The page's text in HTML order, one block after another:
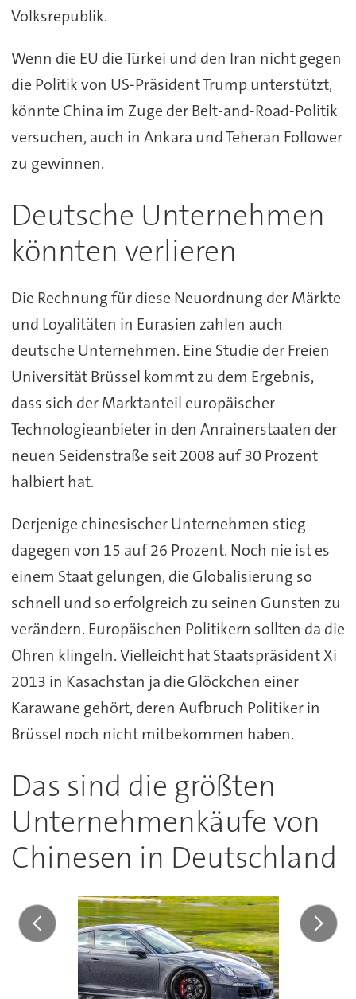
Volksrepublik.
Wenn die EU die Türkei und den Iran nicht gegen
die Politik von US-Präsident Trump unterstützt,
könnte China im Zuge der Belt-and-Road-Politik
versuchen, auch in Ankara und Teheran Follower
zu gewinnen.
Deutsche Unternehmen
könnten verlieren
Die Rechnung für diese Neuordnung der Märkte
und Loyalitäten in Eurasien zahlen auch
deutsche Unternehmen. Eine Studie der Freien
Universität Brüssel kommt zu dem Ergebnis,
dass sich der Marktanteil europäischer
Technologieanbieter in den Anrainerstaaten der
neuen Seidenstraße seit 2008 auf 30 Prozent
halbiert hat.
Derjenige chinesischer Unternehmen stieg
dagegen von 15 auf 26 Prozent. Noch nie ist es
einem Staat gelungen, die Globalisierung so
schnell und so erfolgreich zu seinen Gunsten zu
verändern. Europäischen Politikern sollten da die
Ohren klingeln. Vielleicht hat Staatspräsident Xi
2013 in Kasachstan ja die Glöckchen einer
Karawane gehört, deren Aufbruch Politiker in
Brüssel noch nicht mitbekommen haben.
Das sind die größten
Unternehmenkäufe von
Chinesen in Deutschland